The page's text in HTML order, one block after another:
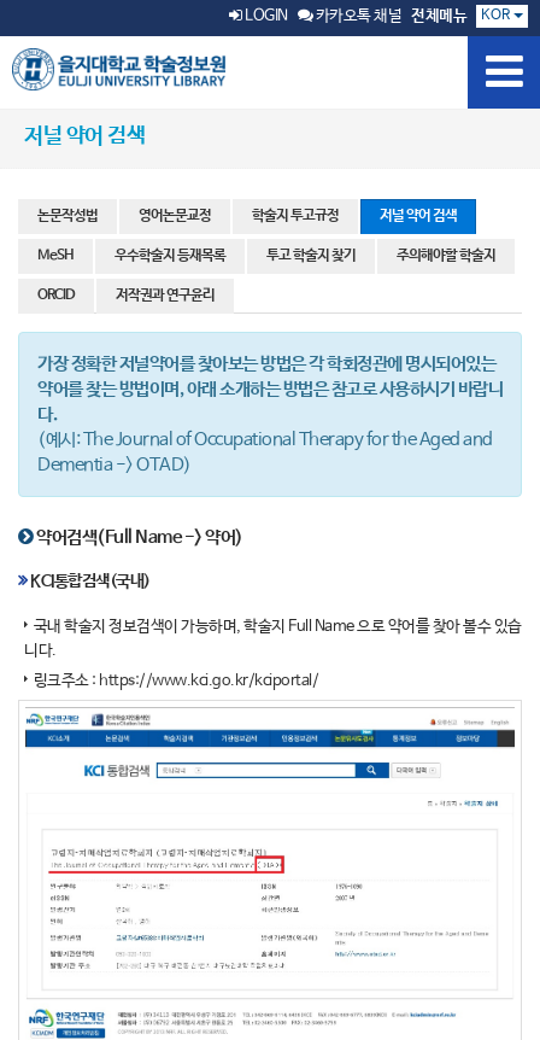
LOGIN 카카오톡 채널 전체메뉴 KOR
저널 약어 검색
논문작성법 영어논문교정 학술지 투고규정 저널 약어 검색
MeSH 우수학술지 등재목록 투고 학술지 찾기 주의해야할 학술지
ORCID 저작권과 연구윤리
가장 정확한 저널약어를 찾아보는 방법은 각 학회정관에 명시되어있는
약어를 찾는 방법이며, 아래 소개하는 방법은 참고로 사용하시기 바랍니
다.
(예시: The Journal of Occupational Therapy for the Aged and
Dementia -> OTAD)
약어검색(Full Name -> 약어)
KCI통합검색(국내)
국내 학술지 정보검색이 가능하며, 학술지 Full Name 으로 약어를 찾아 볼수 있습
니다.
링크주소 : https://www.kci.go.kr/kciportal/